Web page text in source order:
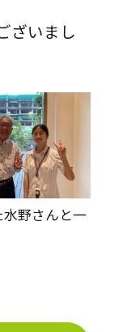
ざいまし
野さんと一